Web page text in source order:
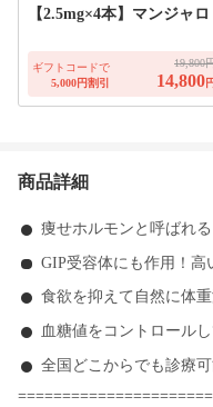
【2.5mg×4本】マンジャロ
ギフトコードで
5,000円割引
19,800
14,800円
商品詳細
痩せホルモンと呼ばれ
GIP受容体にも作用！
食欲を抑えて自然に体
血糖値をコントロール
全国どこからでも診療